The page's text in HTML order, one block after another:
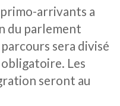
primo-arrivants a
du parlement
sera divisé
Les
seront au